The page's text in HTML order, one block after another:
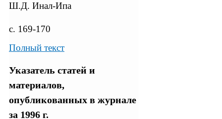
Ш.Д. Инал-Ипа
с. 169-170
Полный текст
Указатель статей и
материалов,
опубликованных в журнале
за 1996 г.